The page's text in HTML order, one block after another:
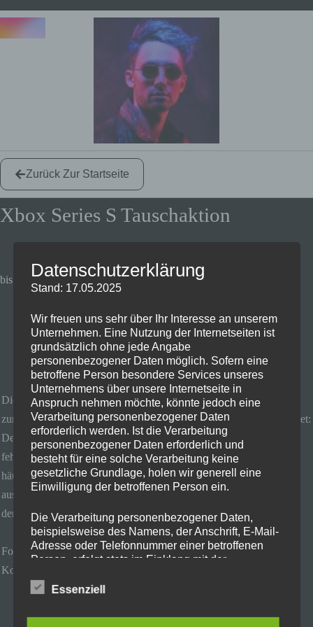
Zurück Zur Startseite
Xbox Series S Tauschaktion
bis zum 5. Mai 2022
Die Xbox Series Sist eine deutlich kleinere, günstigere Alternative
zur
Xbox Series X, die sich vor allem in drei Bereichen unterscheidet:
Der SSD-Speicher wurde auf 512 GB halbiert, das Disk-Laufwerk
fehlt und der Grafikchip ist deutlich schwächer, wodurch Spiele
häufig „nur“ in 1.080p 120 FPS laufen. Allerdings können
ausnahmslos alle Spiele, die auf der Xbox Series X laufen, auch auf
der Series S gespielt werden.
Folgende Preise gelten bis 5. Mai beim Eintausch der genannten
Konsole:
PlayStation 4 (1 TB): 79,99 Euro
Datenschutzerklärung
Stand: 17.05.2025
Wir freuen uns sehr über Ihr Interesse an unserem
Unternehmen. Eine Nutzung der Internetseiten ist
grundsätzlich ohne jede Angabe
personenbezogener Daten möglich. Sofern eine
betroffene Person besondere Services unseres
Unternehmens über unsere Internetseite in
Anspruch nehmen möchte, könnte jedoch eine
Verarbeitung personenbezogener Daten
erforderlich werden. Ist die Verarbeitung
personenbezogener Daten erforderlich und
besteht für eine solche Verarbeitung keine
gesetzliche Grundlage, holen wir generell eine
Einwilligung der betroffenen Person ein.
Die Verarbeitung personenbezogener Daten,
beispielsweise des Namens, der Anschrift, E-Mail-
Adresse oder Telefonnummer einer betroffenen
Person, erfolgt stets im Einklang mit der
Übereinstimmung mit den für uns geltenden
Mittels dieser Datenschutzerklärung möchte unser
Essenziell